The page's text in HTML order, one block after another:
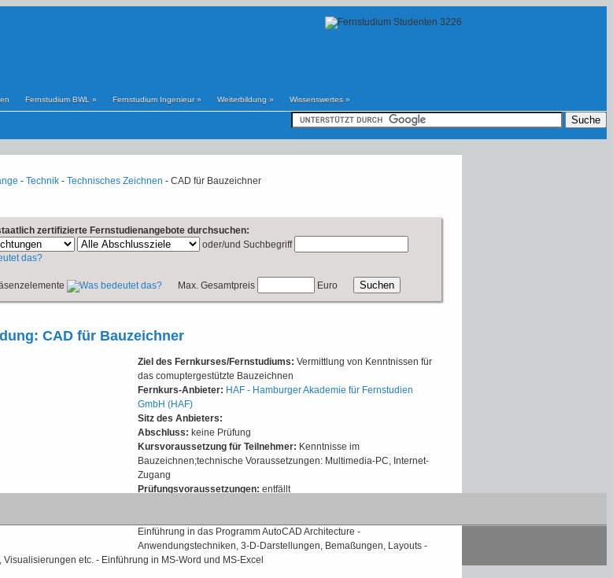
Fernstudium BWL » Fernstudium Ingenieur» Weiterbildung » Wissenswertes »
- Technik - Technisches Zeichnen - CAD für Bauzeichner
zertifizierte Fernstudienangebote durchsuchen:
oder/und Suchbegriff
Max. Gesamtpreis Euro
CAD für Bauzeichner
Ziel des Fernkurses/Fernstudiums: Vermittlung von Kenntnissen für
das comuptergestützte Bauzeichnen
Fernkurs-Anbieter: HAF - Hamburger Akademie für Fernstudien
GmbH (HAF)
Sitz des Anbieters:
Abschluss: keine Prüfung
Kursvoraussetzung für Teilnehmer: Kenntnisse im
Bauzeichnen;technische Voraussetzungen: Multimedia-PC, Internet-
Zugang
Prüfungsvoraussetzungen: entfällt
Einführung in das Programm AutoCAD Architecture -
Anwendungstechniken, 3-D-Darstellungen, Bemaßungen, Layouts -
Visualisierungen etc. - Einführung in MS-Word und MS-Excel